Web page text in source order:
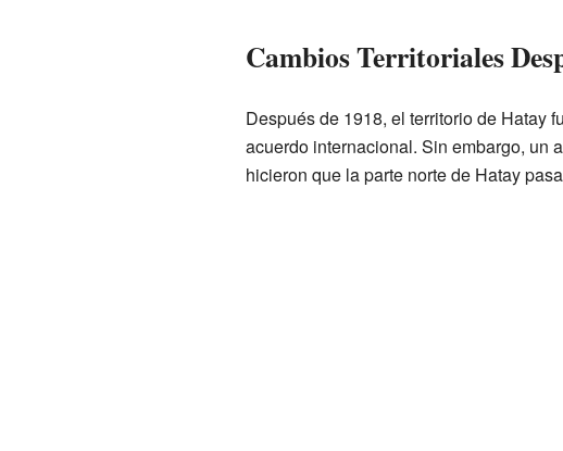
Cambios Territoriales
Después de 1918, el territorio de Hatay
acuerdo internacional. Sin embargo, un
hicieron que la parte norte de Hatay